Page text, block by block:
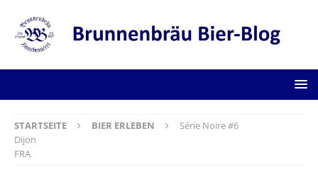
STARTSEITE BIER ERLEBEN
Série Noire #6
Dijon
FRA